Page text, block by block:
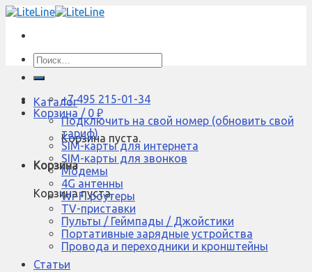
Skip
content
Искать:
+7 495 215-01-34
Корзина / 0 ₽
Корзина пуста.
Корзина
Корзина пуста.
Каталог
Подключить на свой номер (обновить свой
тариф)
SIM-карты для интернета
SIM-карты для звонков
Модемы
4G антенны
Wi-Fi роутеры
TV-приставки
Пульты / Геймпады / Джойстики
Портативные зарядные устройства
Провода и переходники и кронштейны
Статьи